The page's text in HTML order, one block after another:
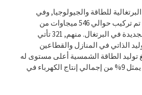
للطاقة والجيولوجيا, وفي
النصف الأول من العام، تم تركيب حوالي 546 ميجاوات من
الأنظمة الكهروضوئية الجديدة في البرتغال. منهم, 321 تأتي
الذاتي في المنازل والقطاعين
توليد الطاقة الشمسية أعلى مستوى له
على الإطلاق في يوليو, يمثل 9% من إجمالي إنتاج الكهرباء في